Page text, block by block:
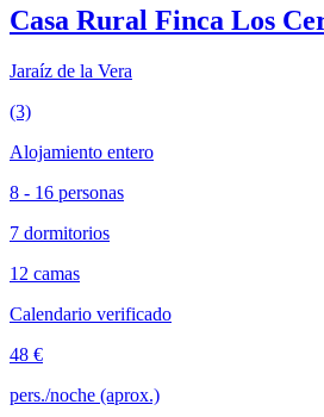
Casa Rural Finca Los
Jaraíz de la Vera
(3)
Alojamiento entero
8 - 16 personas
7 dormitorios
12 camas
Calendario verificado
48 €
pers./noche (aprox.)